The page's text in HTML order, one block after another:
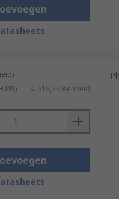
€ 618,23/eenheid